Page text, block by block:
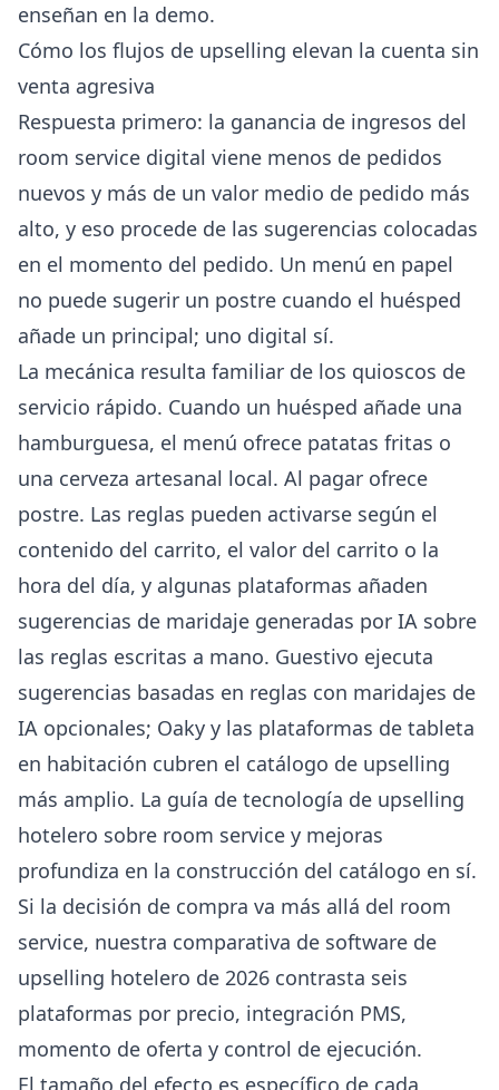
enseñan en la demo.
Cómo los flujos de upselling elevan la cuenta sin
venta agresiva
Respuesta primero: la ganancia de ingresos del
room service digital viene menos de pedidos
nuevos y más de un valor medio de pedido más
alto, y eso procede de las sugerencias colocadas
en el momento del pedido. Un menú en papel
no puede sugerir un postre cuando el huésped
añade un principal; uno digital sí.
La mecánica resulta familiar de los quioscos de
servicio rápido. Cuando un huésped añade una
hamburguesa, el menú ofrece patatas fritas o
una cerveza artesanal local. Al pagar ofrece
postre. Las reglas pueden activarse según el
contenido del carrito, el valor del carrito o la
hora del día, y algunas plataformas añaden
sugerencias de maridaje generadas por IA sobre
las reglas escritas a mano. Guestivo ejecuta
sugerencias basadas en reglas con maridajes de
IA opcionales; Oaky y las plataformas de tableta
en habitación cubren el catálogo de upselling
más amplio. La guía de tecnología de upselling
hotelero sobre room service y mejoras
profundiza en la construcción del catálogo en sí.
Si la decisión de compra va más allá del room
service, nuestra comparativa de software de
upselling hotelero de 2026 contrasta seis
plataformas por precio, integración PMS,
momento de oferta y control de ejecución.
El tamaño del efecto es específico de cada